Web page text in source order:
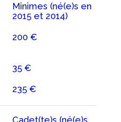
Minimes (né(e)s en
2015 et 2014)
200 €
35 €
235 €
Cadet(te)s (né(e)s